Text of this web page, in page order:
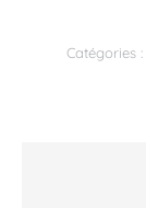
Catégories :